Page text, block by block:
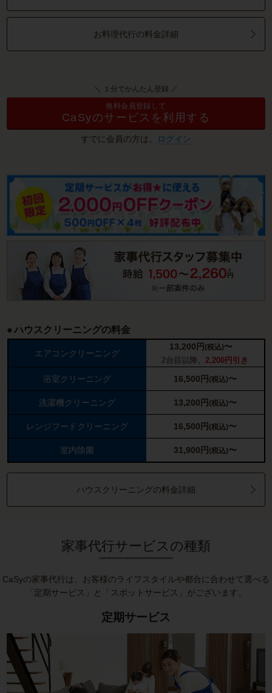
お料理代行の料金詳細
＼ １分でかんたん登録 ／
無料会員登録して
CaSyのサービスを利用する
すでに会員の方は、 ログイン
ハウスクリーニングの料金
エアコンクリーニング
13,200 円 (税込)〜
2台目以降、 2,200円引き
浴室クリーニング 16,500 円 (税込)〜
洗濯機クリーニング 13,200 円 (税込)〜
レンジフードクリーニング 16,500 円 (税込)〜
室内除菌 31,900 円 (税込)〜
ハウスクリーニングの料金詳細
家事代行サービスの種類
CaSyの家事代行は、お客様のライフスタイルや都合に合わせて選べる
「定期サービス」と「スポットサービス」がございます。
定期サービス